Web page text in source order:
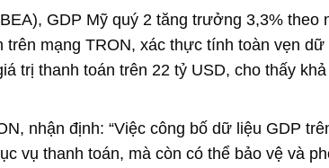
GDP Mỹ quý 2 tăng trưởng 3,3% theo
trên mạng TRON, xác thực tính toàn vẹn
trị thanh toán trên 22 tỷ USD, cho thấy
nhận định: “Việc công bố dữ liệu GDP
vụ thanh toán, mà còn có thể bảo vệ và